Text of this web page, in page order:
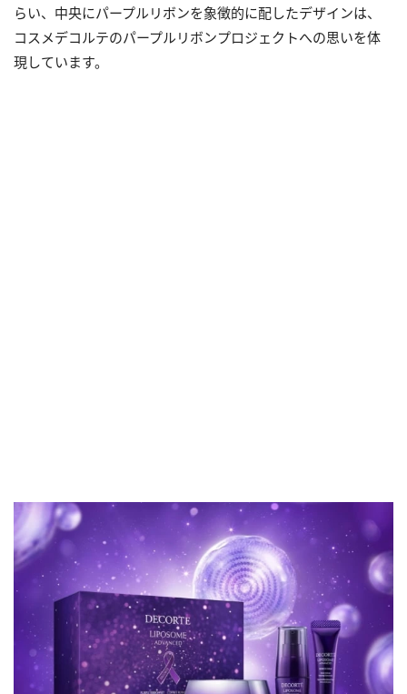
らい、中央にパープルリボンを象徴的に配したデザインは、
コスメデコルテのパープルリボンプロジェクトへの思いを体
現しています。